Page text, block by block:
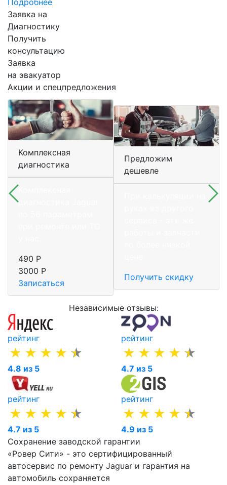
Заявка на
Диагностику
Получить
консультацию
Заявка
на эвакуатор
Акции и спецпредложения
Комплексная
диагностика
диагностика Jaguar
490 Р
3000 Р
Записаться
Предложим
дешевле
Получить скидку
Независимые отзывы:
рейтинг
4.8 из 5
рейтинг
4.7 из 5
рейтинг
4.7 из 5
рейтинг
4.9 из 5
Сохранение заводской гарантии
«Ровер Сити» - это сертифицированный
автосервис по ремонту Jaguar и гарантия на
автомобиль сохраняется